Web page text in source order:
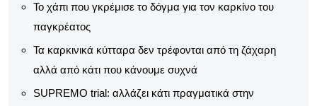
Το χάπι που γκρέμισε το δόγμα για τον καρκίνο του
παγκρέατος
Τα καρκινικά κύτταρα δεν τρέφονται από τη ζάχαρη
αλλά από κάτι που κάνουμε συχνά
SUPREMO trial: αλλάζει κάτι πραγματικά στην